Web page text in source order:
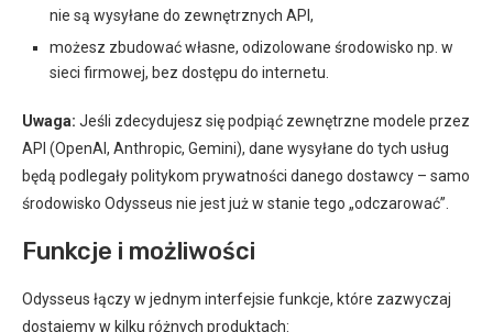
nie są wysyłane do zewnętrznych API,
możesz zbudować własne, odizolowane środowisko np. w
sieci firmowej, bez dostępu do internetu.
Uwaga: Jeśli zdecydujesz się podpiąć zewnętrzne modele przez
API (OpenAI, Anthropic, Gemini), dane wysyłane do tych usług
będą podlegały politykom prywatności danego dostawcy – samo
środowisko Odysseus nie jest już w stanie tego „odczarować”.
Funkcje i możliwości
Odysseus łączy w jednym interfejsie funkcje, które zazwyczaj
dostajemy w kilku różnych produktach: